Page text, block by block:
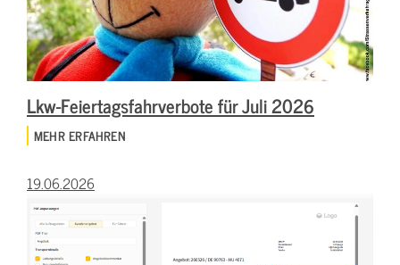
Lkw-Feiertagsfahrverbote für Juli 2026
MEHR ERFAHREN
19.06.2026